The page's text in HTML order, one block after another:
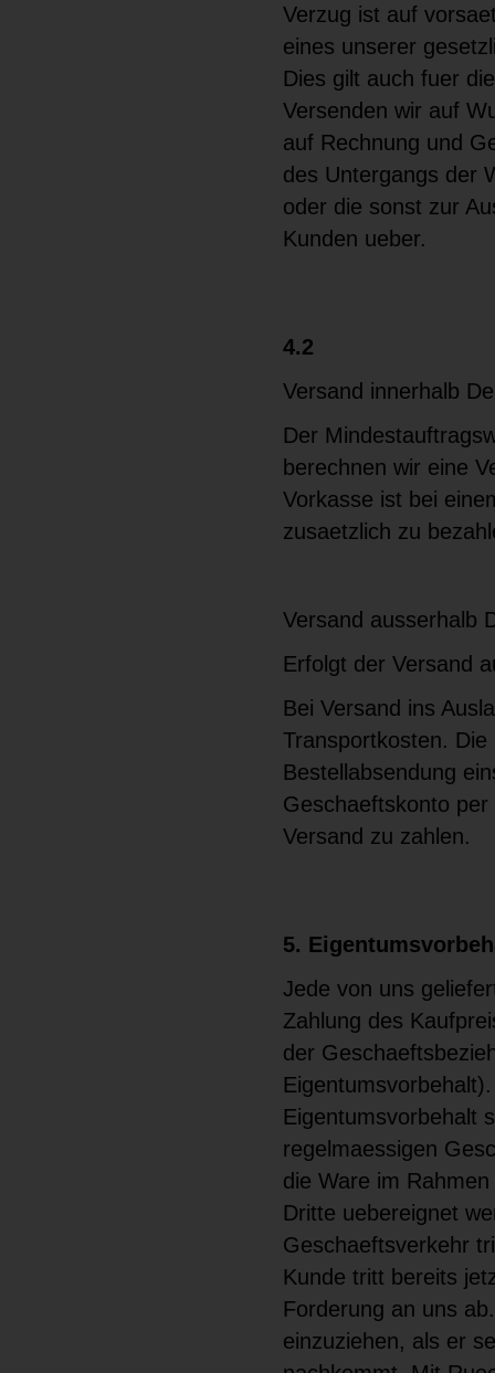
Verzug ist auf
eines unserer
Dies gilt auch fuer
Versenden wir auf
auf Rechnung und
des Untergangs der
oder die sonst zur
Kunden ueber.
4.2
Versand innerhalb
Der
berechnen wir eine
Vorkasse ist bei
zusaetzlich zu
Versand ausserhalb
Erfolgt der Versand
Bei Versand ins
Transportkosten.
Bestellabsendung
Geschaeftskonto
Versand zu zahlen.
5.
Jede von uns
Zahlung des
der
Eigentumsvorbehalt
regelmaessigen
die Ware im
Dritte uebereignet
Geschaeftsverkehr
Kunde tritt bereits
Forderung an uns
einzuziehen, als er